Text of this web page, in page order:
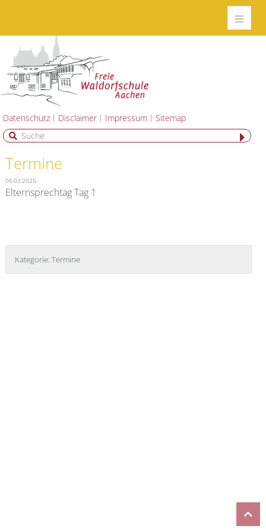
Datenschutz Disclaimer Impressum Sitemap
Termine
06.03.2025
Elternsprechtag Tag 1
Kategorie: Termine